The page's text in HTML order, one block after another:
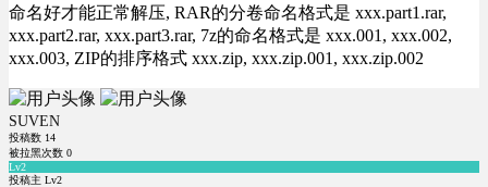
命名好才能正常解压, RAR的分卷命名格式是 xxx.part1.rar,
xxx.part2.rar, xxx.part3.rar, 7z的命名格式是 xxx.001, xxx.002,
xxx.003, ZIP的排序格式 xxx.zip, xxx.zip.001, xxx.zip.002
SUVEN
投稿数 14
被拉黑次数 0
Lv2
投稿主 Lv2